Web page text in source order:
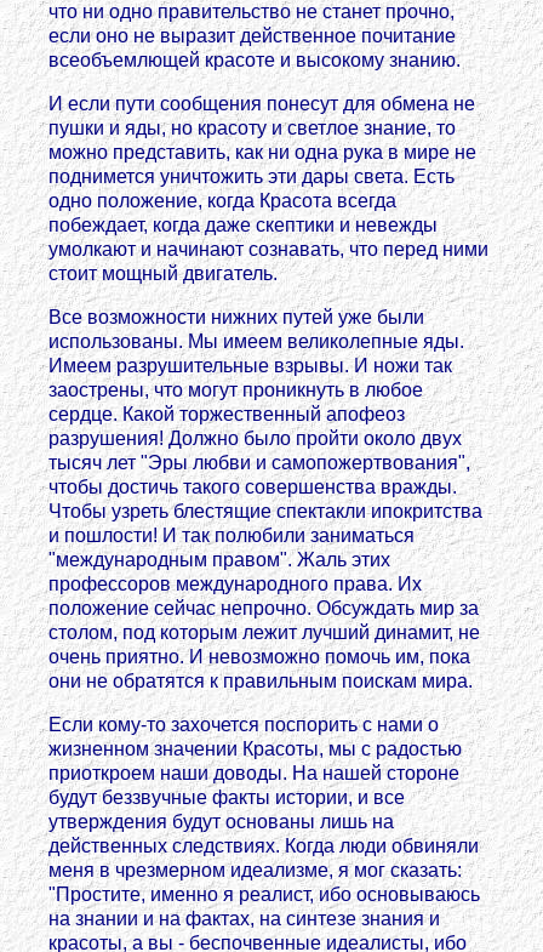
что ни одно правительство не станет прочно,
если оно не выразит действенное почитание
всеобъемлющей красоте и высокому знанию.
И если пути сообщения понесут для обмена не
пушки и яды, но красоту и светлое знание, то
можно представить, как ни одна рука в мире не
поднимется уничтожить эти дары света. Есть
одно положение, когда Красота всегда
побеждает, когда даже скептики и невежды
умолкают и начинают сознавать, что перед ними
стоит мощный двигатель.
Все возможности нижних путей уже были
использованы. Мы имеем великолепные яды.
Имеем разрушительные взрывы. И ножи так
заострены, что могут проникнуть в любое
сердце. Какой торжественный апофеоз
разрушения! Должно было пройти около двух
тысяч лет "Эры любви и самопожертвования",
чтобы достичь такого совершенства вражды.
Чтобы узреть блестящие спектакли ипокритства
и пошлости! И так полюбили заниматься
"международным правом". Жаль этих
профессоров международного права. Их
положение сейчас непрочно. Обсуждать мир за
столом, под которым лежит лучший динамит, не
очень приятно. И невозможно помочь им, пока
они не обратятся к правильным поискам мира.
Если кому-то захочется поспорить с нами о
жизненном значении Красоты, мы с радостью
приоткроем наши доводы. На нашей стороне
будут беззвучные факты истории, и все
утверждения будут основаны лишь на
действенных следствиях. Когда люди обвиняли
меня в чрезмерном идеализме, я мог сказать:
"Простите, именно я реалист, ибо основываюсь
на знании и на фактах, на синтезе знания и
красоты, а вы - беспочвенные идеалисты, ибо